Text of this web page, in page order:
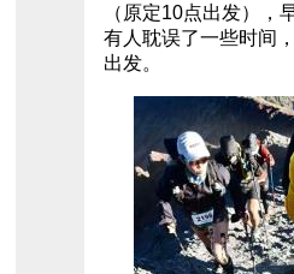
（原定10点出发），
有人耽误了一些时间
出发。